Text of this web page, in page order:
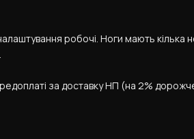
робочі. Ноги мають кілька
за доставку НП (на 2%